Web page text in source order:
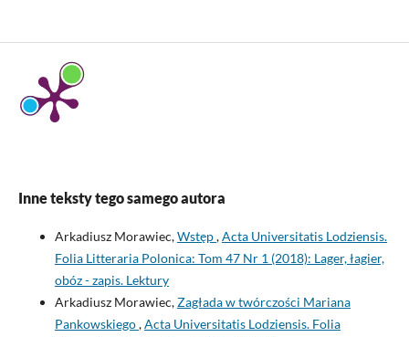
Inne teksty tego samego autora
Arkadiusz Morawiec,Wstęp,Acta Universitatis Lodziensis.
Folia Litteraria Polonica: Tom 47 Nr 1 (2018): Lager, łagier,
obóz - zapis. Lektury
Arkadiusz Morawiec,Zagłada w twórczości Mariana
Pankowskiego,Acta Universitatis Lodziensis. Folia